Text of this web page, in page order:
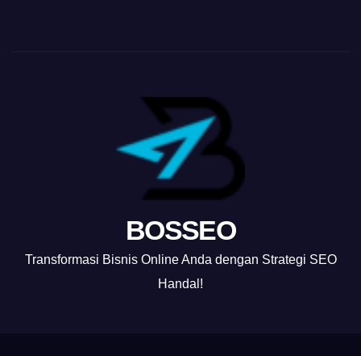
BOSSEO
Transformasi Bisnis Online Anda dengan Strategi SEO
Handal!